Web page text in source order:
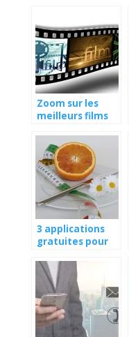
adresses
numeriques
Zoom sur les
meilleurs films
3 applications
gratuites pour
calories